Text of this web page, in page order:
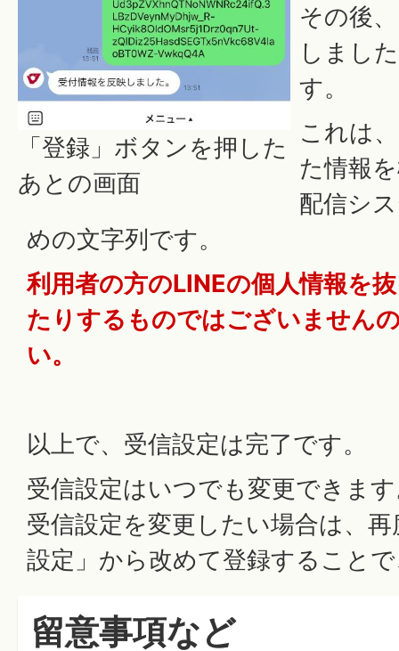
「登録」ボタンを押した
あとの画面
その後
しまし
す。
これは
た情報
配信シ
めの文字列です。
利用者の方のLINEの個人情報を
たりするものではございません
い。
以上で、受信設定は完了です。
受信設定はいつでも変更できま
受信設定を変更したい場合は、
設定」から改めて登録すること
留意事項など